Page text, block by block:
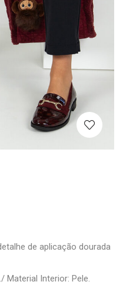
de aplicação dourada
Material Interior: Pele.